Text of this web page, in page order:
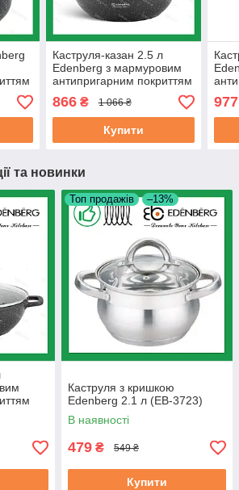
(EB-
Каструля-казан 2.5 л
Edenberg з мармуровим
антипригарним покриттям
литий алюміній 24 см (EB-
8159)
866₴ 1 066 ₴
Купити
977
та новинки
(EB-
Топ продажів –13%
Каструля з кришкою
Edenberg 2.1 л (EB-3723)
В наявності
479 ₴ 549 ₴
Купити